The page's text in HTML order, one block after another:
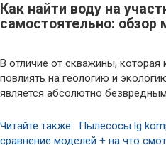
Как найти воду на
самостоятельно: обзор
В отличие от скважины, которая
повлиять на геологию и
является абсолютно
Читайте также: Пылесосы lg
сравнение моделей + на что